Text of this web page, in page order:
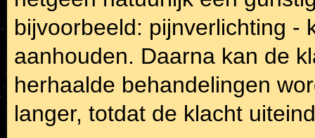
bijvoorbeeld: pijnverlichting -
aanhouden. Daarna kan de
herhaalde behandelingen
langer, totdat de klacht